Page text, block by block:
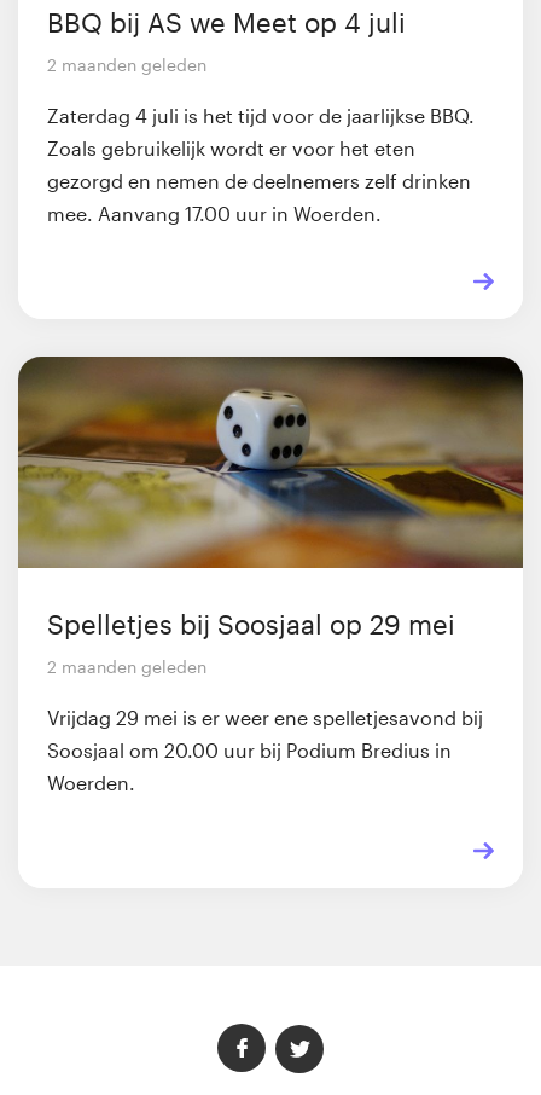
BBQ bij AS we Meet op 4 juli
2 maanden geleden
Zaterdag 4 juli is het tijd voor de jaarlijkse BBQ.
Zoals gebruikelijk wordt er voor het eten
gezorgd en nemen de deelnemers zelf drinken
mee. Aanvang 17.00 uur in Woerden.
Spelletjes bij Soosjaal op 29 mei
2 maanden geleden
Vrijdag 29 mei is er weer ene spelletjesavond bij
Soosjaal om 20.00 uur bij Podium Bredius in
Woerden.